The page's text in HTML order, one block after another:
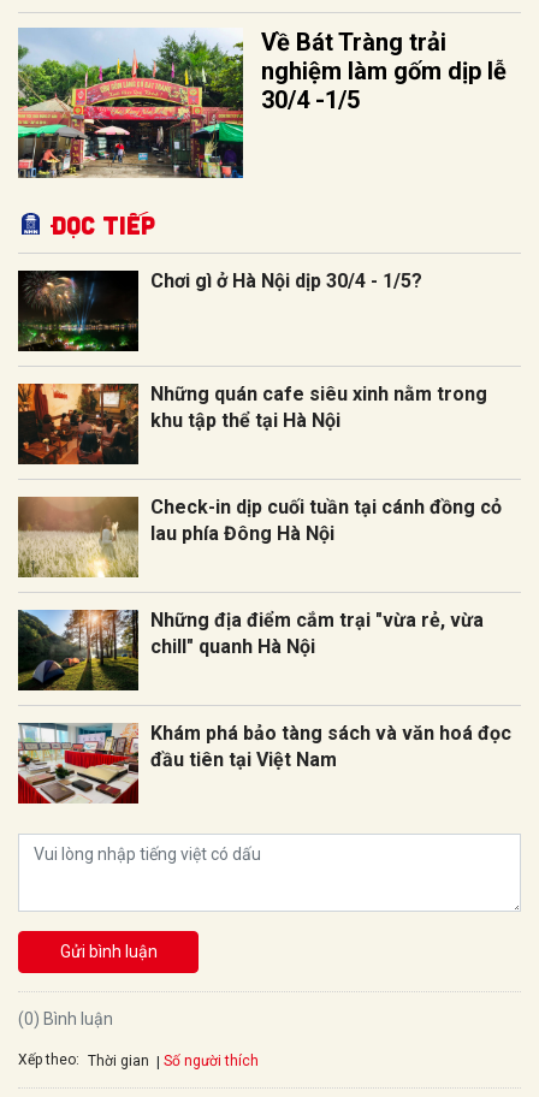
Về Bát Tràng trải
nghiệm làm gốm dịp lễ
30/4 -1/5
Đọc tiếp
Chơi gì ở Hà Nội dịp 30/4 - 1/5?
Những quán cafe siêu xinh nằm trong
khu tập thể tại Hà Nội
Check-in dịp cuối tuần tại cánh đồng cỏ
lau phía Đông Hà Nội
Những địa điểm cắm trại "vừa rẻ, vừa
chill" quanh Hà Nội
Khám phá bảo tàng sách và văn hoá đọc
đầu tiên tại Việt Nam
Gửi bình luận
(0) Bình luận
Xếp theo: Thời gian Số người thích